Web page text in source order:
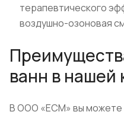
терапевтического
воздушно-озоновая
ванн в нашей
В ООО «ЕСМ» вы можете